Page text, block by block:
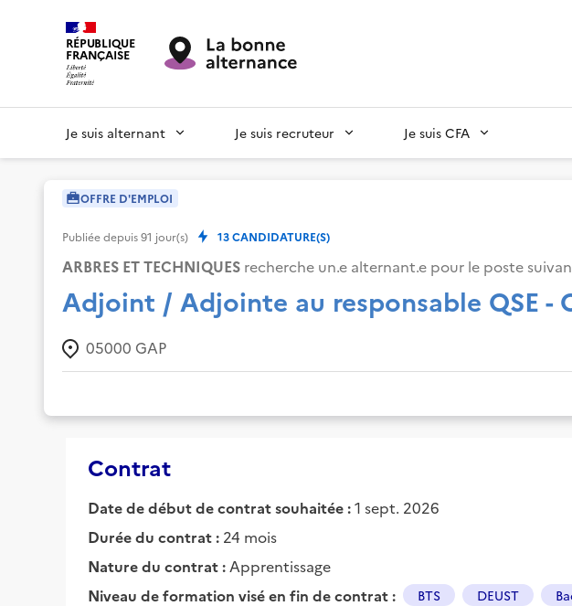
RÉPUBLIQUE
FRANÇAISE
Je suis alternant Je suis recruteur Je suis CFA
OFFRE D'EMPLOI
Publiée depuis91 jour(s) 13CANDIDATURE(S)
ARBRES ET TECHNIQUES recherche un.e alternant.e pour le poste
Adjoint / Adjointe au responsable QSE -
05000 GAP
Contrat
Date de début de contrat souhaitée :1 sept. 2026
Durée du contrat : 24 mois
Nature du contrat : Apprentissage
Niveau de formation visé en fin de contrat :
BTS DEUST